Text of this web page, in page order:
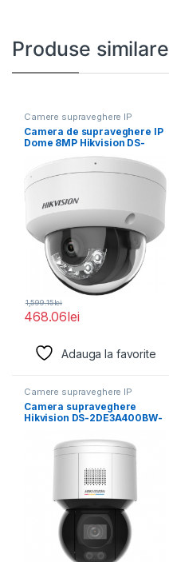
Produse similare
Camere supraveghere IP
Camera de supraveghere IP
Dome 8MP Hikvision DS-
2CD1183G2-LIUF(2.8MM),
468.06lei
1,599.15lei
Adauga la favorite
Camere supraveghere IP
Camera supraveghere
Hikvision DS-2DE3A400BW-
2560 × 1440@